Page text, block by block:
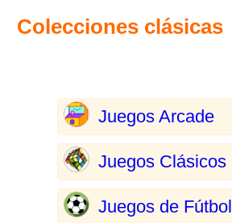
Colecciones clásicas
Juegos Arcade
Juegos Clásicos
Juegos de Fútbol